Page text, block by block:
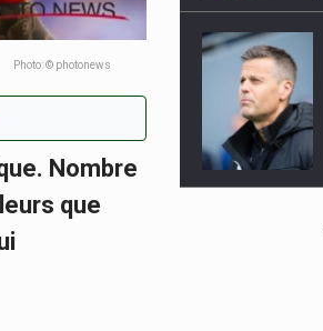
Photo: © photonews
Nombre
que